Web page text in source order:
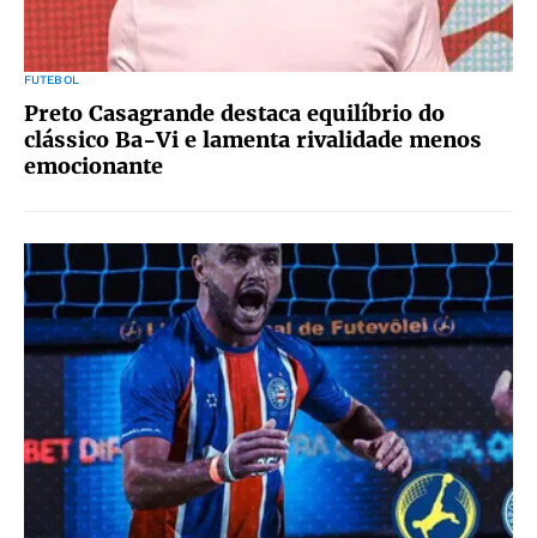
FUTEBOL
Preto Casagrande destaca equilíbrio do
clássico Ba-Vi e lamenta rivalidade menos
emocionante